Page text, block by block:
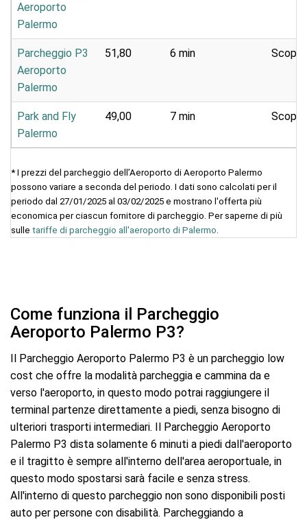
Aeroporto
Palermo
Parcheggio P3
Aeroporto
Palermo
51,80 6 min
Park and Fly
Palermo
49,00 7 min
* I prezzi del parcheggio dell’Aeroporto di Aeroporto Palermo
possono variare a seconda del periodo. I dati sono calcolati per il
periodo dal 27/01/2025 al 03/02/2025 e mostrano l'offerta più
economica per ciascun fornitore di parcheggio. Per saperne di più
sulle tariffe di parcheggio all'aeroporto di Palermo.
Come funziona il Parcheggio
Aeroporto Palermo P3?
Il Parcheggio Aeroporto Palermo P3 è un parcheggio low
cost che offre la modalità parcheggia e cammina da e
verso l'aeroporto, in questo modo potrai raggiungere il
terminal partenze direttamente a piedi, senza bisogno di
ulteriori trasporti intermediari. Il Parcheggio Aeroporto
Palermo P3 dista solamente 6 minuti a piedi dall'aeroporto
e il tragitto è sempre all'interno dell'area aeroportuale, in
questo modo spostarsi sarà facile e senza stress.
All'interno di questo parcheggio non sono disponibili posti
auto per persone con disabilità. Parcheggiando a